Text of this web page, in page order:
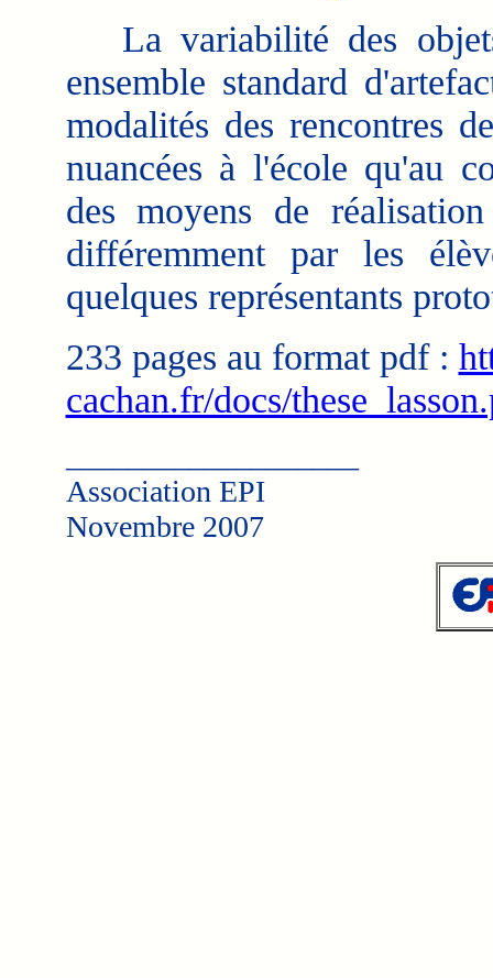
La variabilité des
ensemble standard
modalités des rencontres
nuancées à l'école qu'au
des moyens de
différemment par les
quelques représentants
233 pages au format pdf :
cachan.fr/docs/
Association EPI
Novembre 2007